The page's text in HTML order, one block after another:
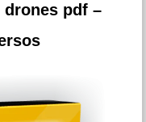
pdf –